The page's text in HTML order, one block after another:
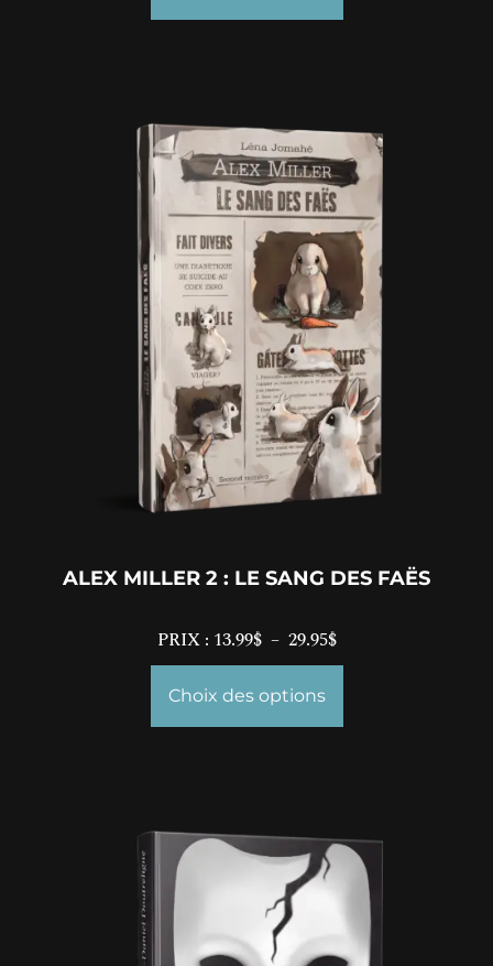
ALEX MILLER 2 : LE SANG DES FAËS
PRIX : 13.99$ – 29.95$
Choix des options